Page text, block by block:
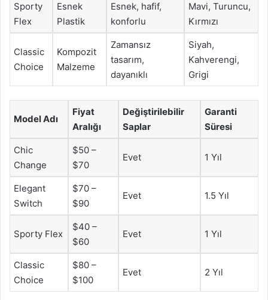
Sporty
Flex
Esnek
Plastik
Esnek, hafif,
konforlu
Mavi, Turuncu,
Kırmızı
Classic
Choice
Kompozit
Malzeme
Zamansız
tasarım,
dayanıklı
Siyah,
Kahverengi,
Grigi
Model Adı
Fiyat
Aralığı
Değiştirilebilir
Saplar
Garanti
Süresi
Chic
Change
$50 –
$70
Evet 1 Yıl
Elegant
Switch
$70 –
$90
Evet 1.5 Yıl
Sporty Flex
$40 –
$60
Evet 1 Yıl
Classic
Choice
$80 –
$100
Evet 2 Yıl